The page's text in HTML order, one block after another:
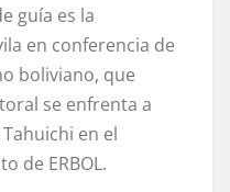
guía es la
en conferencia de
boliviano, que
se enfrenta a
en el
de ERBOL.